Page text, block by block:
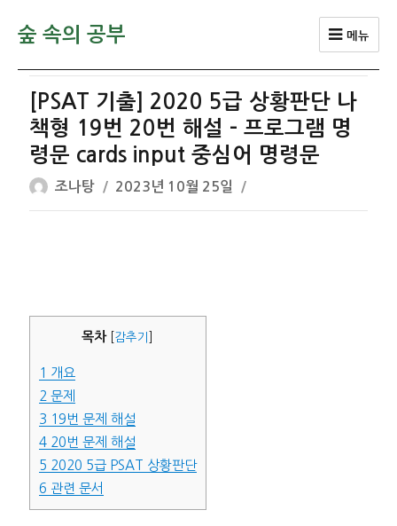
숲 속의 공부 메뉴
[PSAT 기출] 2020 5급 상황판단 나
책형 19번 20번 해설 – 프로그램 명
령문 cards input 중심어 명령문
글
쓴
조나탕
작
성
2023년 10월 25일
목차 감추기
1 개요
2 문제
3 19번 문제 해설
420번 문제 해설
5 2020 5급 PSAT 상황판단
6 관련 문서